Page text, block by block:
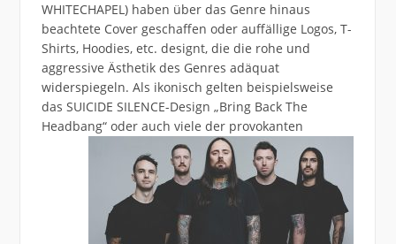
WHITECHAPEL) haben über das Genre hinaus
beachtete Cover geschaffen oder auffällige Logos, T-
Shirts, Hoodies, etc. designt, die die rohe und
aggressive Ästhetik des Genres adäquat
widerspiegeln. Als ikonisch gelten beispielsweise
das SUICIDE SILENCE-Design „Bring Back The
Headbang“ oder auch viele der provokanten